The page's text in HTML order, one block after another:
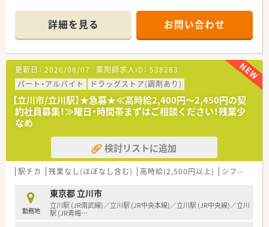
頑張り次第で高給与も可能！
■経験や勤務コースによりますが、経験の少ない方でも500万前
半スタートと業界TOP水準！
■職種や職域に合わせ、豊富な社内研修や外部組織と連携した研
修を用意されています
■薬剤師が中心の会社だからこそ活躍できるキャリアパスが多
種多様に用意されています。
■店舗拡大に伴い、エリアマネジャーや営業部長等のマネジメン
トのポジションも増えます。
■在宅や教育等の専門性を活かせるスペシャリストを目指すこ
■その他にも、管理部門や商品部門等の本社スタッフなど活動領
域は多種多様です。
■在宅実施店舗は年々増加しており、在宅医療へもしっかりと関
わる事ができます。
時短勤務ができるよう変更予定です。
■年間休日が120日とワークライフバランスが整っています
■日用品から常備薬まで、従業員割引制度など嬉しいメリットも
詳細を見る お問い合わせ
更新日： 2026/08/07 薬剤師求人ID： 538283
パート・アルバイト
ドラッグストア(調剤あり)
【立川市/立川駅】★急募★≪高時給2,400円～2,450円の契
約社員募集！≫曜日・時間帯まずはご相談ください！残業少
なめ
検討リストに追加
駅チカ 残業なし(ほぼなし含む) 高時給(2,500円以上) シフト制
勤務地
東京都 立川市
立川駅 (JR南武線)／立川駅 (JR中央本線)／立川駅 (JR中央線)／立川
駅 (JR青梅…